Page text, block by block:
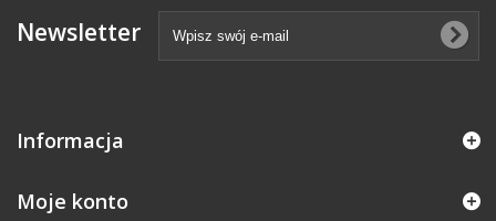
Newsletter
Informacja
Moje konto